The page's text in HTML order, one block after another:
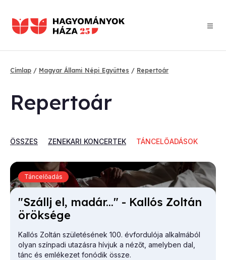
tartalomra
Címlap Magyar Állami Népi Együttes Repertoár
Repertoár
ÖSSZES ZENEKARI KONCERTEK TÁNCELŐADÁSOK
"Szállj el, ma­dár..." - Kal­lós Zol­tán
örök­sé­ge
Kallós Zoltán születésének 100. évfordulója alkalmából
olyan színpadi utazásra hívjuk a nézőt, amelyben dal,
tánc és emlékezet fonódik össze.
Táncelőadás